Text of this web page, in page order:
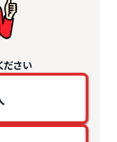
ださい